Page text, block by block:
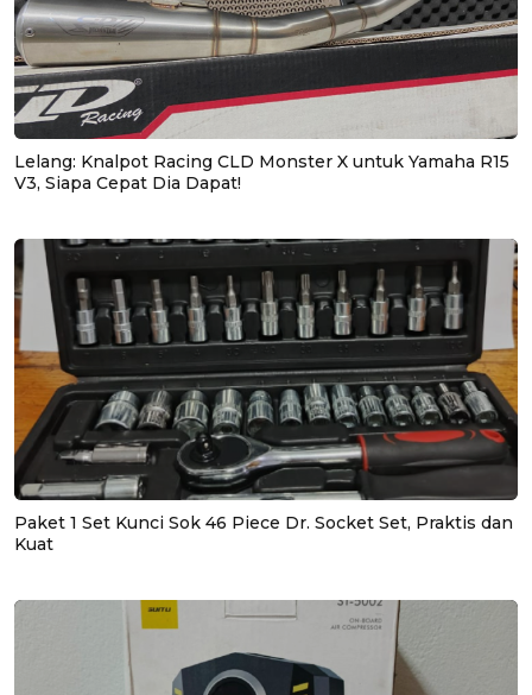
Lelang: Knalpot Racing CLD Monster X untuk Yamaha R15
V3, Siapa Cepat Dia Dapat!
Paket 1 Set Kunci Sok 46 Piece Dr. Socket Set, Praktis dan
Kuat